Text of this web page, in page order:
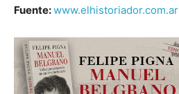
Fuente:www.elhistoriador.com.ar